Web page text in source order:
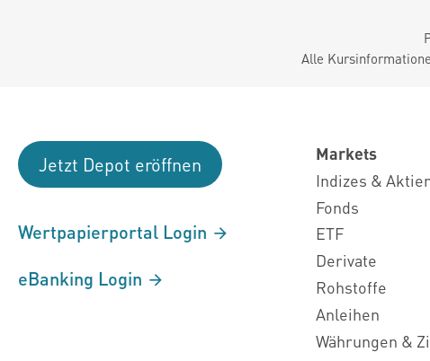
Alle
Jetzt Depot eröffnen
Wertpapierportal Login
eBanking Login
Markets
Indizes &
Fonds
ETF
Derivate
Rohstoffe
Anleihen
Währungen &